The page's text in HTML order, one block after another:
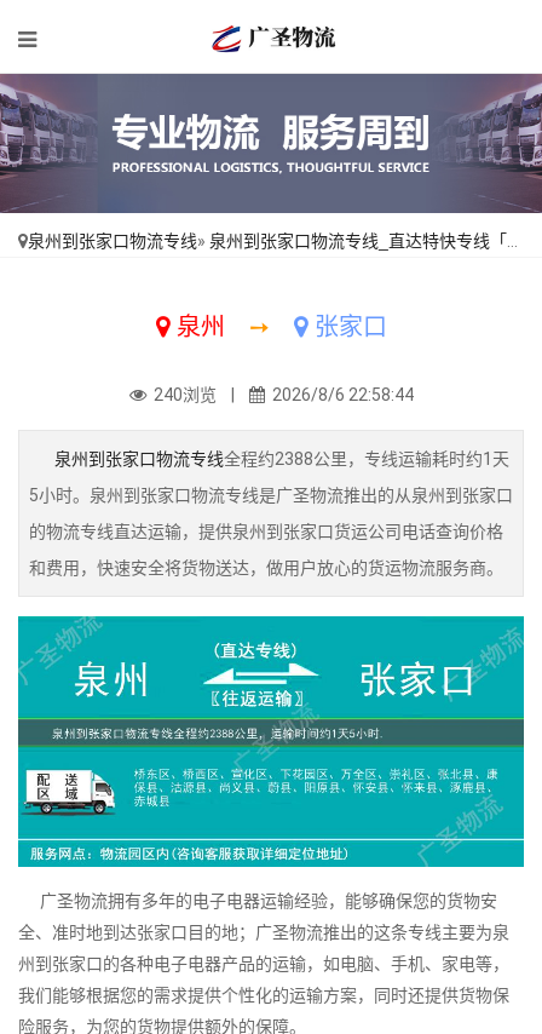
泉州到张家口物流专线» 泉州到张家口物流专线_直达特快专线「门到门接送」
泉州 ➙ 张家口
240浏览 | 2026/8/6 22:58:44
泉州到张家口物流专线全程约2388公里，专线运输耗时约1天
5小时。泉州到张家口物流专线是广圣物流推出的从泉州到张家口
的物流专线直达运输，提供泉州到张家口货运公司电话查询价格
和费用，快速安全将货物送达，做用户放心的货运物流服务商。
广圣物流拥有多年的电子电器运输经验，能够确保您的货物安
全、准时地到达张家口目的地；广圣物流推出的这条专线主要为泉
州到张家口的各种电子电器产品的运输，如电脑、手机、家电等，
我们能够根据您的需求提供个性化的运输方案，同时还提供货物保
险服务，为您的货物提供额外的保障。